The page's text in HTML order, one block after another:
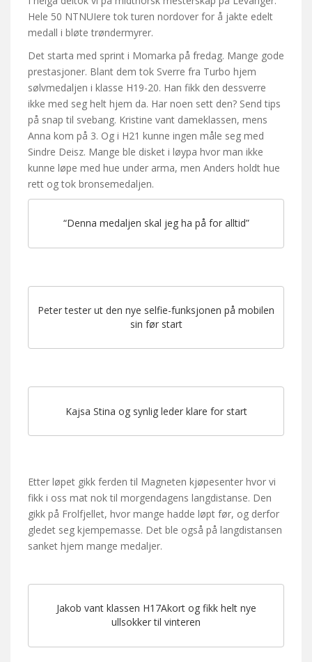
Hele 50 NTNUIere tok turen nordover for å jakte edelt
medall i bløte trøndermyrer.
Det starta med sprint i Momarka på fredag. Mange gode
prestasjoner. Blant dem tok Sverre fra Turbo hjem
sølvmedaljen i klasse H19-20. Han fikk den dessverre
ikke med seg helt hjem da. Har noen sett den? Send tips
på snap til svebang. Kristine vant dameklassen, mens
Anna kom på 3. Og i H21 kunne ingen måle seg med
Sindre Deisz. Mange ble disket i løypa hvor man ikke
kunne løpe med hue under arma, men Anders holdt hue
rett og tok bronsemedaljen.
“Denna medaljen skal jeg ha på for alltid”
Peter tester ut den nye selfie-funksjonen på mobilen
sin før start
Kajsa Stina og synlig leder klare for start
Etter løpet gikk ferden til Magneten kjøpesenter hvor vi
fikk i oss mat nok til morgendagens langdistanse. Den
gikk på Frolfjellet, hvor mange hadde løpt før, og derfor
gledet seg kjempemasse. Det ble også på langdistansen
sanket hjem mange medaljer.
Jakob vant klassen H17Akort og fikk helt nye
ullsokker til vinteren